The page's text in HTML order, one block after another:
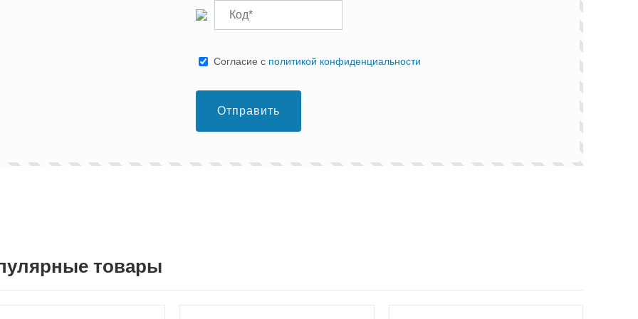
Cогласие с политикой конфиденциальности
Отправить
товары